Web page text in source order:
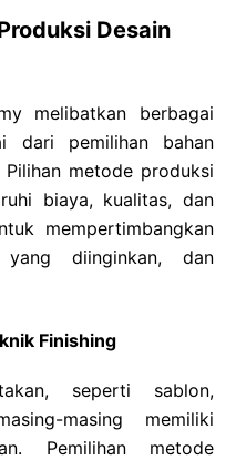
Desain
melibatkan berbagai
dari pemilihan bahan
metode produksi
biaya, kualitas, dan
mempertimbangkan
diinginkan, dan
Finishing
seperti sablon,
masing memiliki
Pemilihan metode